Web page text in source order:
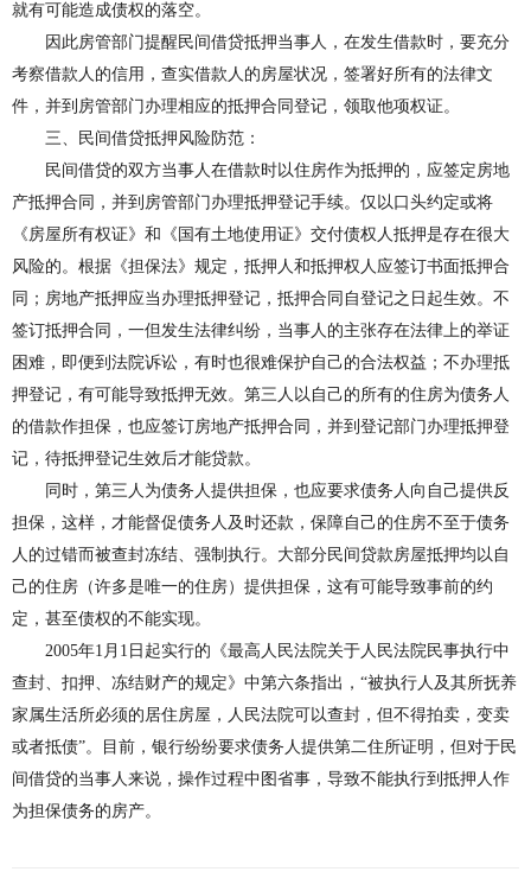
就有可能造成债权的落空。
因此房管部门提醒民间借贷抵押当事人，在发生借款时，要充分
考察借款人的信用，查实借款人的房屋状况，签署好所有的法律文
件，并到房管部门办理相应的抵押合同登记，领取他项权证。
三、民间借贷抵押风险防范：
民间借贷的双方当事人在借款时以住房作为抵押的，应签定房地
产抵押合同，并到房管部门办理抵押登记手续。仅以口头约定或将
《房屋所有权证》和《国有土地使用证》交付债权人抵押是存在很大
风险的。根据《担保法》规定，抵押人和抵押权人应签订书面抵押合
同；房地产抵押应当办理抵押登记，抵押合同自登记之日起生效。不
签订抵押合同，一但发生法律纠纷，当事人的主张存在法律上的举证
困难，即便到法院诉讼，有时也很难保护自己的合法权益；不办理抵
押登记，有可能导致抵押无效。第三人以自己的所有的住房为债务人
的借款作担保，也应签订房地产抵押合同，并到登记部门办理抵押登
记，待抵押登记生效后才能贷款。
同时，第三人为债务人提供担保，也应要求债务人向自己提供反
担保，这样，才能督促债务人及时还款，保障自己的住房不至于债务
人的过错而被查封冻结、强制执行。大部分民间贷款房屋抵押均以自
己的住房（许多是唯一的住房）提供担保，这有可能导致事前的约
定，甚至债权的不能实现。
2005年1月1日起实行的《最高人民法院关于人民法院民事执行中
查封、扣押、冻结财产的规定》中第六条指出，“被执行人及其所抚养
家属生活所必须的居住房屋，人民法院可以查封，但不得拍卖，变卖
或者抵债”。目前，银行纷纷要求债务人提供第二住所证明，但对于民
间借贷的当事人来说，操作过程中图省事，导致不能执行到抵押人作
为担保债务的房产。